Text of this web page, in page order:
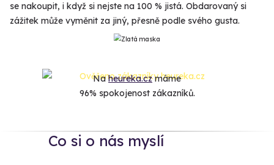
se nakoupit, i když si nejste na 100 % jistá. Obdarovaný si
zážitek může vyměnit za jiný, přesně podle svého gusta.
Naheureka.czmáme
96% spokojenost zákazníků.
Co si o nás myslí